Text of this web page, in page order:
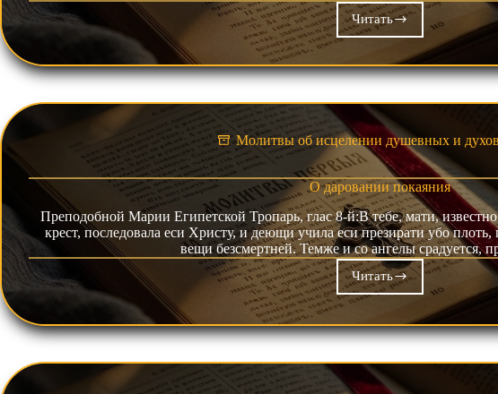
Читать
В
отчаянии
Молитвы об исцелении душевных и
О даровании покаяния
Преподобной Марии Египетской Тропарь, глас 8-й:В тебе, мати,
крест, последовала еси Христу, и деющи учила еси презирати убо
вещи безсмертней. Темже и со aнгелы срадуется,
Читать
О
даровании
покаяния